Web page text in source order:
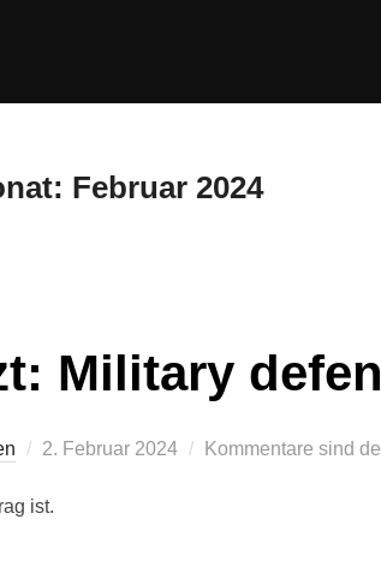
Februar 2024
Military
Veröffentlicht
2. Februar 2024 Kommentare sind
ist.